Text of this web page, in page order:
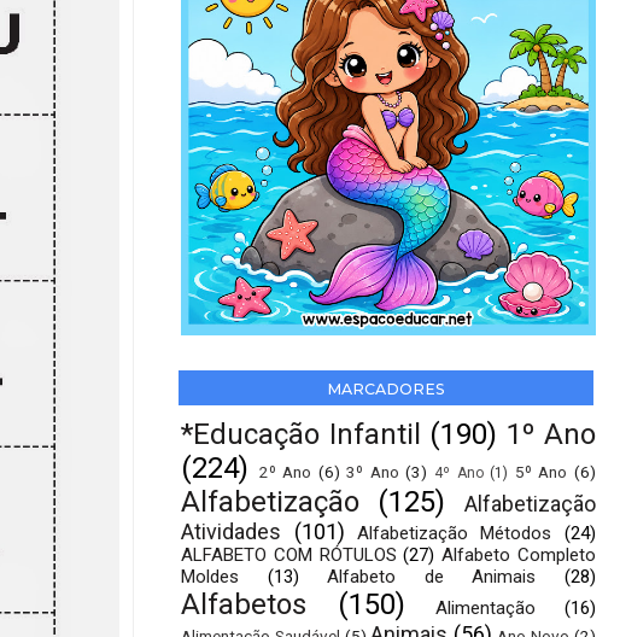
MARCADORES
*Educação Infantil (190) 1º Ano
(224)
2º Ano (6) 3º Ano (3) 4º Ano (1) 5º Ano (6)
Alfabetização (125)
Alfabetização
Atividades
(101) Alfabetização Métodos
(24)
ALFABETO COM RÓTULOS (27) Alfabeto Completo
Moldes
(13) Alfabeto de Animais (28)
Alfabetos (150) Alimentação (16)